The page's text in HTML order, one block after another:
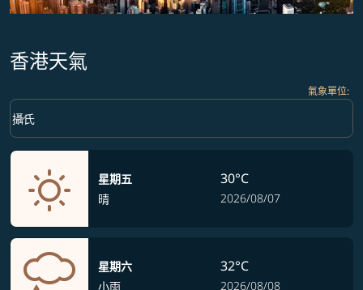
香港天氣
氣象單位:
Weather unit option 攝氏 Selected
攝氏
keyboard_arrow_down
星期五
晴
30°C
2026/08/07
星期六
小雨
32°C
2026/08/08